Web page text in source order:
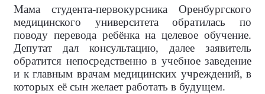
Мама студента-первокурсника Оренбургского
медицинского университета обратилась по
поводу перевода ребёнка на целевое обучение.
Депутат дал консультацию, далее заявитель
обратится непосредственно в учебное заведение
и к главным врачам медицинских учреждений, в
которых её сын желает работать в будущем.